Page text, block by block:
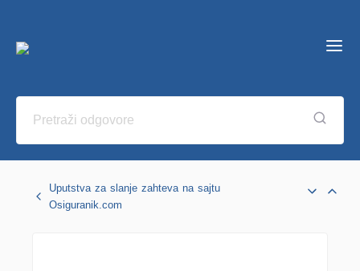
Uputstva za slanje zahteva na sajtu
Osiguranik.com